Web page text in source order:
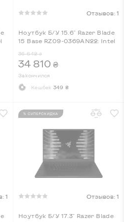
Отзывов: 1
Ноутбук Б/У 15.6" Razer Blade
15 Base RZ09-0369AN22: Intel
SSD 512 GB, nVidia GeForce
RTX 3060, IPS, Full HD, Key
Light
36 642 ₴
34 810 ₴
Закончился
Кешбек 349 ₴
1
% СУПЕРСКИДКА
Отзывов: 1
Ноутбук Б/У 17.3" Razer Blade